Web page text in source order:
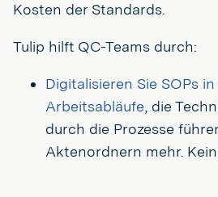
Kosten der Standards.
Tulip hilft QC-Teams durch:
Digitalisieren Sie SOPs
Arbeitsabläufe, die
durch die Prozesse
Aktenordnern mehr.